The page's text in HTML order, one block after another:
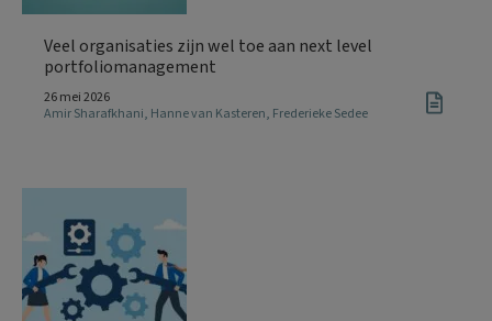
Veel organisaties zijn wel toe aan next level
portfoliomanagement
26 mei 2026
Amir Sharafkhani, Hanne van Kasteren, Frederieke Sedee